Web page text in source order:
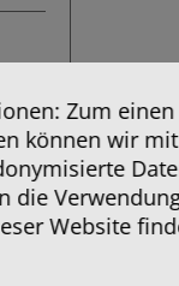
Zum
können wir
Website